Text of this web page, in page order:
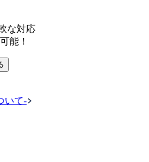
な対応
能！
いて-